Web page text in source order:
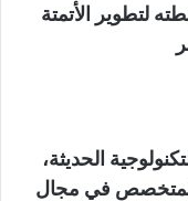
لتطوير الأتمتة
الحديثة،
في مجال